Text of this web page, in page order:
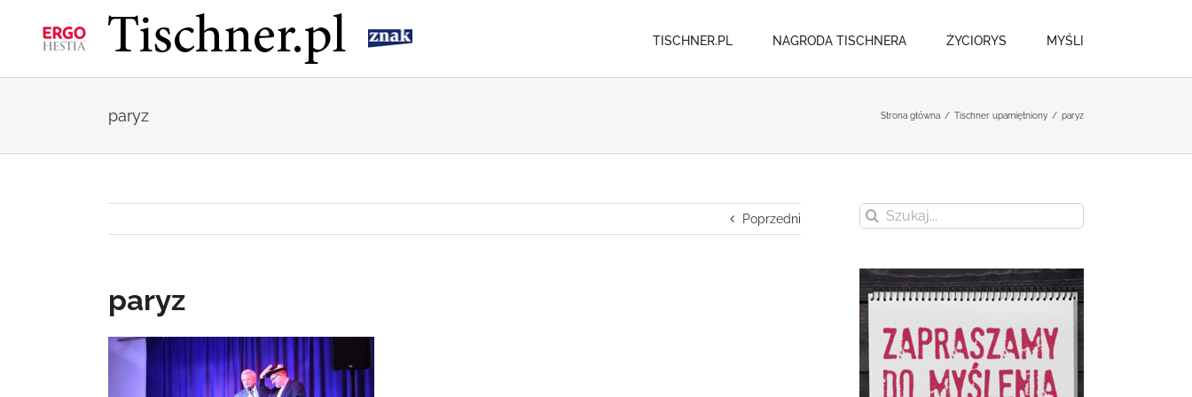
zawartości
TISCHNER.PL NAGRODA TISCHNERA ŻYCIORYS MYŚLI
paryz Strona główna / Tischner upamiętniony / paryz
Poprzedni
paryz
Szukaj